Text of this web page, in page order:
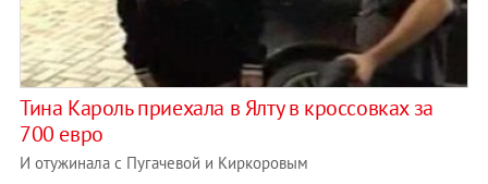
Тина Кароль приехала в Ялту в кроссовках за
700 евро
И отужинала с Пугачевой и Киркоровым